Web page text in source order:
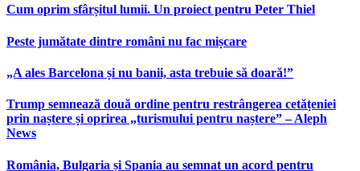
Cum oprim sfârșitul lumii. Un proiect pentru Peter Thiel
Peste jumătate dintre români nu fac mișcare
„A ales Barcelona și nu banii, asta trebuie să doară!”
Trump semnează două ordine pentru restrângerea cetățeniei
prin naștere și oprirea „turismului pentru naștere” – Aleph
News
România, Bulgaria și Spania au semnat un acord pentru